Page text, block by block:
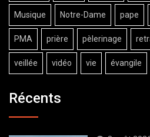
Musique Notre-Dame pape
PMA prière pèlerinage
veillée vidéo vie évangile
Récents